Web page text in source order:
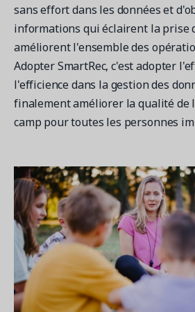
sans effort dans les données et
informations qui éclairent la prise
améliorent l'ensemble des
Adopter SmartRec, c'est adopter
l'efficience dans la gestion des
finalement améliorer la qualité de
camp pour toutes les personnes